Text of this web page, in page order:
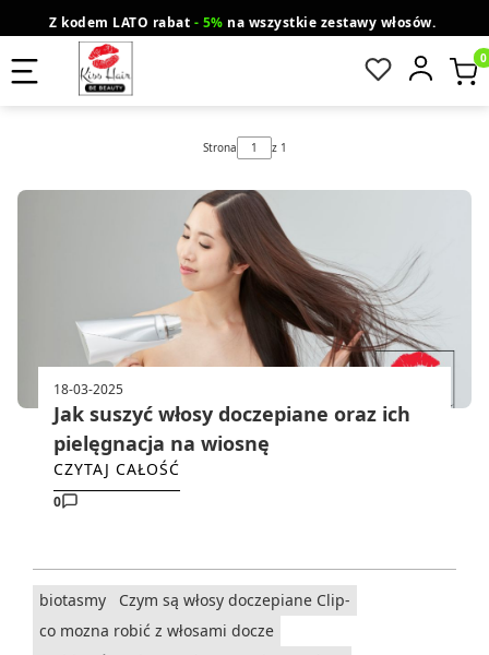
Z kodem LATO rabat - 5% na wszystkie zestawy włosów.
wysyłka gratis od 200 zł Orlen Paczka
Strona z 1
18-03-2025
Jak suszyć włosy doczepiane oraz ich
pielęgnacja na wiosnę
CZYTAJ CAŁOŚĆ
0
biotasmy
Czym są włosy doczepiane Clip-
co mozna robić z włosami docze